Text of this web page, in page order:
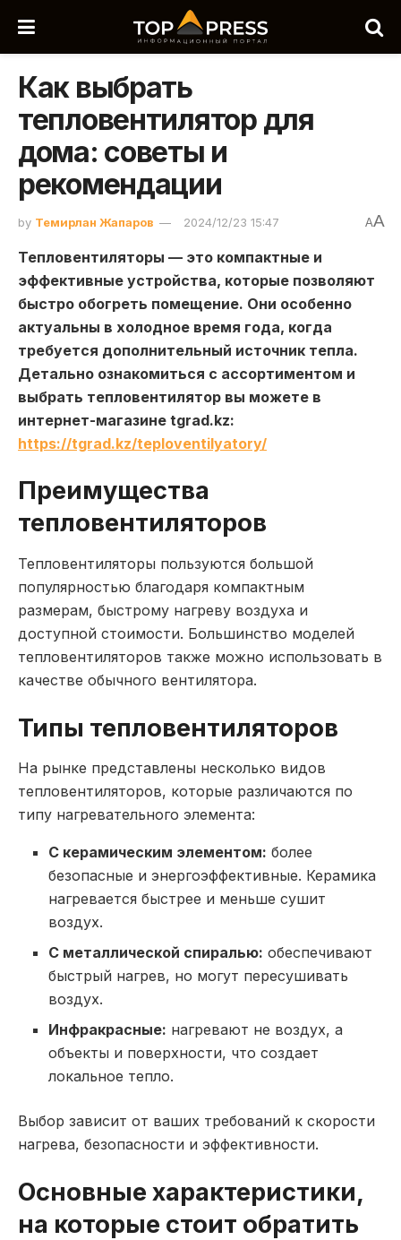
Как выбрать
тепловентилятор для
дома: советы и
рекомендации
by Темирлан Жапаров 2024/12/23 15:47 AA
Тепловентиляторы — это компактные и
эффективные устройства, которые позволяют
быстро обогреть помещение. Они особенно
актуальны в холодное время года, когда
требуется дополнительный источник тепла.
Детально ознакомиться с ассортиментом и
выбрать тепловентилятор вы можете в
интернет-магазине tgrad.kz:
https://tgrad.kz/teploventilyatory/
Преимущества
тепловентиляторов
Тепловентиляторы пользуются большой
популярностью благодаря компактным
размерам, быстрому нагреву воздуха и
доступной стоимости. Большинство моделей
тепловентиляторов также можно использовать в
качестве обычного вентилятора.
Типы тепловентиляторов
На рынке представлены несколько видов
тепловентиляторов, которые различаются по
типу нагревательного элемента:
С керамическим элементом: более
безопасные и энергоэффективные. Керамика
нагревается быстрее и меньше сушит
воздух.
С металлической спиралью: обеспечивают
быстрый нагрев, но могут пересушивать
воздух.
Инфракрасные: нагревают не воздух, а
объекты и поверхности, что создает
локальное тепло.
Выбор зависит от ваших требований к скорости
нагрева, безопасности и эффективности.
Основные характеристики,
на которые стоит обратить